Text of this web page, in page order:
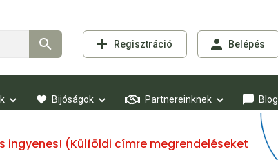
Regisztráció Belépés
Bijóságok Partnereinknek Blog
ingyenes! (Külföldi címre megrendeléseket